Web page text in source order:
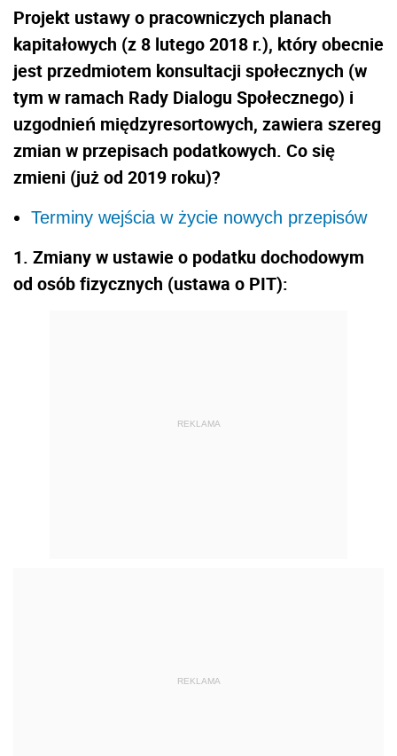
Projekt ustawy o pracowniczych planach
kapitałowych (z 8 lutego 2018 r.), który obecnie
jest przedmiotem konsultacji społecznych (w
tym w ramach Rady Dialogu Społecznego) i
uzgodnień międzyresortowych, zawiera szereg
zmian w przepisach podatkowych. Co się
zmieni (już od 2019 roku)?
Terminy wejścia w życie nowych przepisów
1. Zmiany w ustawie o podatku dochodowym
od osób fizycznych (ustawa o PIT):
REKLAMA
REKLAMA